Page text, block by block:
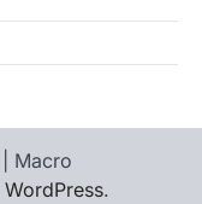
| Macro
WordPress.